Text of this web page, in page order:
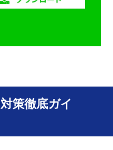
策徹底ガイ